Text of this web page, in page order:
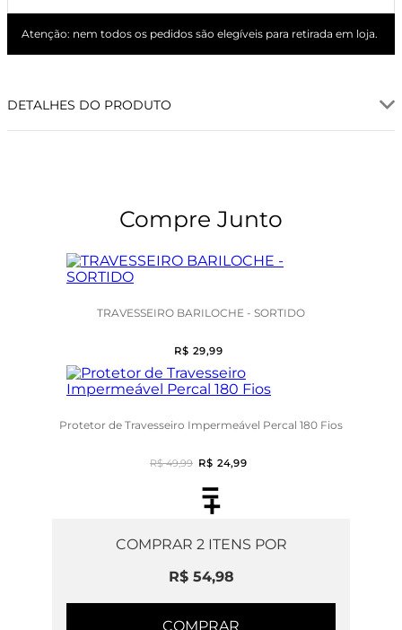
Atenção: nem todos os pedidos são elegíveis para retirada em loja.
DETALHES DO PRODUTO
Compre Junto
+
TRAVESSEIRO BARILOCHE - SORTIDO
R$ 29,99
Protetor de Travesseiro Impermeável Percal 180 Fios
R$ 49,99 R$ 24,99
=
COMPRAR 2ITENS POR
R$ 54,98
COMPRAR